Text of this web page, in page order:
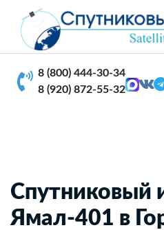
8 (800) 444-30-34
8 (920) 872-55-32
Спутниковый
Ямал-401 в